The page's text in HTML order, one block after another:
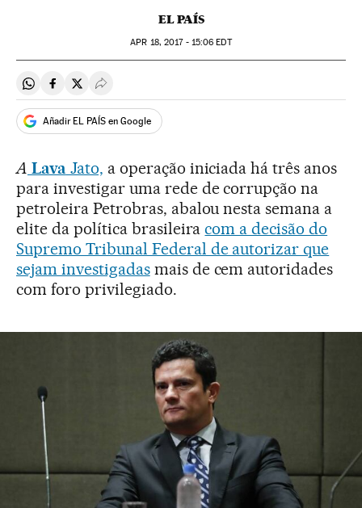
EL PAÍS
APR 18, 2017 - 15:06 EDT
Compartir en Whatsapp
Compartir en Facebook
Compartir en Twitter
Desplegar Redes Sociales
Añadir EL PAÍS en Google
A Lava Jato, a operação iniciada há três anos
para investigar uma rede de corrupção na
petroleira Petrobras, abalou nesta semana a
elite da política brasileiracom a decisão do
Supremo Tribunal Federal de autorizar que
sejam investigadasmais de cem autoridades
com foro privilegiado.